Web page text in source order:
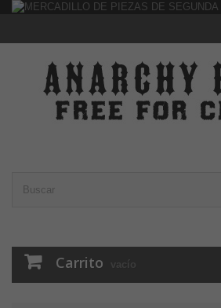
Carrito vacío